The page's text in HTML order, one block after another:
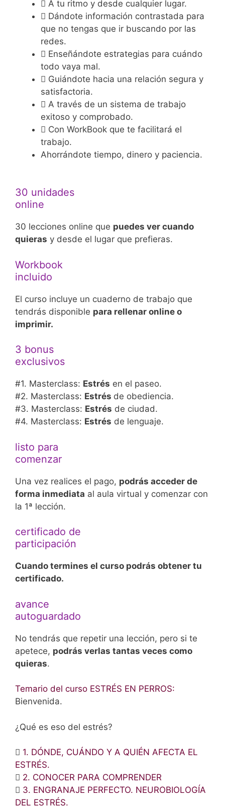
A tu ritmo y desde cualquier lugar.
Dándote información contrastada para
que no tengas que ir buscando por las
redes.
Enseñándote estrategias para cuándo
todo vaya mal.
Guiándote hacia una relación segura y
satisfactoria.
A través de un sistema de trabajo
exitoso y comprobado.
Con WorkBook que te facilitará el
trabajo.
Ahorrándote tiempo, dinero y paciencia.
30 unidades
online
30 lecciones online que puedes ver cuando
quieras y desde el lugar que prefieras.
Workbook
incluido
El curso incluye un cuaderno de trabajo que
tendrás disponible para rellenar online o
imprimir.
3 bonus
exclusivos
#1. Masterclass: Estrés en el paseo.
#2. Masterclass: Estrés de obediencia.
#3. Masterclass: Estrés de ciudad.
#4. Masterclass: Estrés de lenguaje.
listo para
comenzar
Una vez realices el pago, podrás acceder de
forma inmediata al aula virtual y comenzar con
la 1ª lección.
certificado de
participación
Cuando termines el curso podrás obtener tu
certificado.
avance
autoguardado
No tendrás que repetir una lección, pero si te
apetece, podrás verlas tantas veces como
quieras.
Temario del curso ESTRÉS EN PERROS:
Bienvenida.
¿Qué es eso del estrés?
1. DÓNDE, CUÁNDO Y A QUIÉN AFECTA EL
ESTRÉS.
2. CONOCER PARA COMPRENDER
3. ENGRANAJE PERFECTO. NEUROBIOLOGÍA
DEL ESTRÉS.